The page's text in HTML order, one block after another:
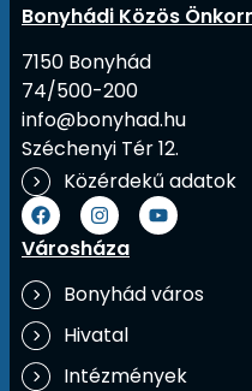
Bonyhádi Közös
7150 Bonyhád
74/500-200
info@bonyhad.hu
Széchenyi Tér 12.
Közérdekű adatok
Városháza
Bonyhád város
Hivatal
Intézmények